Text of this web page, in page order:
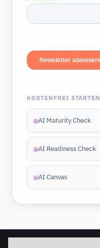
KOSTENFREI STARTEN
◎AI Maturity Check
◎AI Readiness Check
◎AI Canvas